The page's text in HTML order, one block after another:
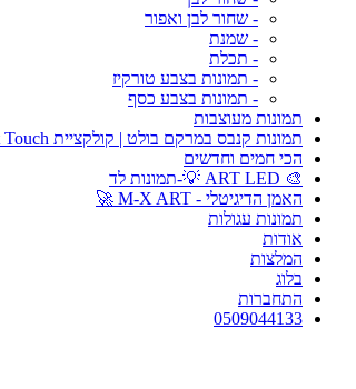
- שחור לבן ואפור
- שמנת
- תכלת
- תמונות בצבע טורקיז
- תמונות בצבע כסף
תמונות מעוצבות
תמונות קנבס במרקם בולט | קולקציית Art Touch
הכי חמים וחדשים
🎨 ART LED 💡-תמונות לד
האמן הדיגיטלי - M-X ART 🚀
תמונות עגולות
אודות
המלצות
בלוג
התחברות
0509044133